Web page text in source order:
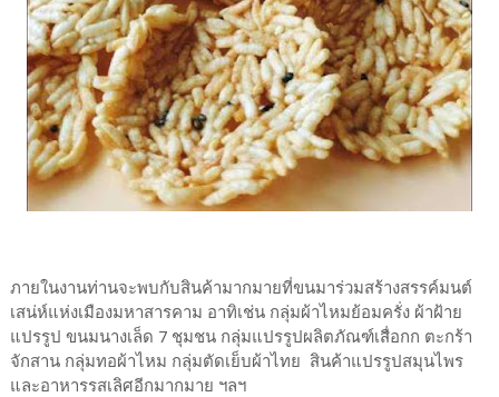
ภายในงานท่านจะพบกับสินค้ามากมายที่ขนมาร่วมสร้างสรรค์มนต์
เสน่ห์แห่งเมืองมหาสารคาม อาทิเช่น กลุ่มผ้าไหมย้อมครั่ง ผ้าฝ้าย
แปรรูป ขนมนางเล็ด 7 ชุมชน กลุ่มแปรรูปผลิตภัณฑ์เสื่อกก ตะกร้า
จักสาน กลุ่มทอผ้าไหม กลุ่มตัดเย็บผ้าไทย สินค้าแปรรูปสมุนไพร
และอาหารรสเลิศอีกมากมาย ฯลฯ